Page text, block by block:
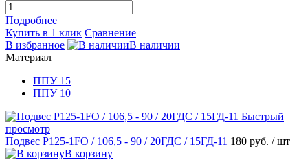
Подробнее
Купить в 1 клик Сравнение
В избранное
В наличии
Материал
ППУ 15
ППУ 10
Быстрый
просмотр
Подвес Р125-1FO / 106,5 - 90 / 20ГДС / 15ГД-11 180 руб. / шт
В корзину